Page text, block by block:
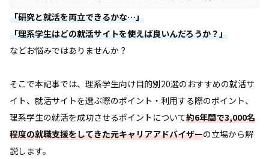
を成功させるポイント4選
【元キャリアアドバイザーが解説】理系学生の就活
の特徴3選
まとめ
「研究と就活を両立できるかな…」
「理系学生はどの就活サイトを使えば良いんだろうか？」
などお悩みではありませんか？
そこで本記事では、理系学生向け目的別20選のおすすめの就活サ
イト、 就活サイトを選ぶ際のポイント ・利用する際のポイント、
理系学生の就活を成功させるポイントについて約6年間で3,000名
程度の就職支援をしてきた元キャリアアドバイザーの立場から解
説します。